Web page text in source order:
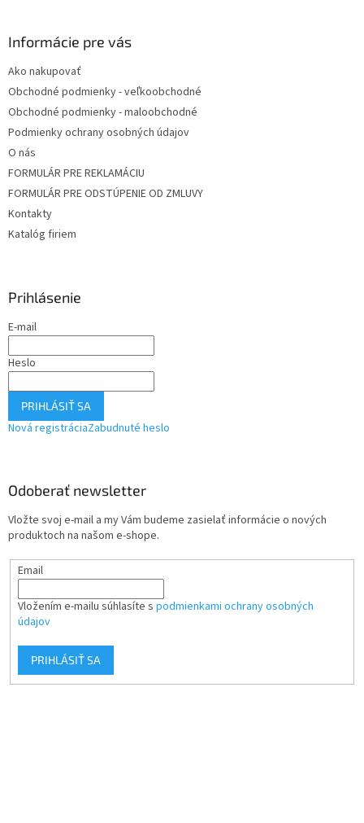
Informácie pre vás
Ako nakupovať
Obchodné podmienky - veľkoobchodné
Obchodné podmienky - maloobchodné
Podmienky ochrany osobných údajov
O nás
FORMULÁR PRE REKLAMÁCIU
FORMULÁR PRE ODSTÚPENIE OD ZMLUVY
Kontakty
Katalóg firiem
Prihlásenie
E-mail
Heslo
PRIHLÁSIŤ SA
Nová registráciaZabudnuté heslo
Odoberať newsletter
Vložte svoj e-mail a my Vám budeme zasielať informácie o nových
produktoch na našom e-shope.
Email
Vložením e-mailu súhlasíte s podmienkami ochrany osobných
údajov
PRIHLÁSIŤ SA